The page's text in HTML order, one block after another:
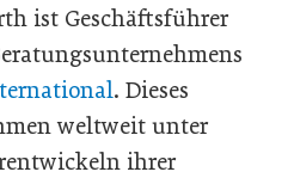
ist Geschäftsführer
. Dieses
weltweit unter
ihrer